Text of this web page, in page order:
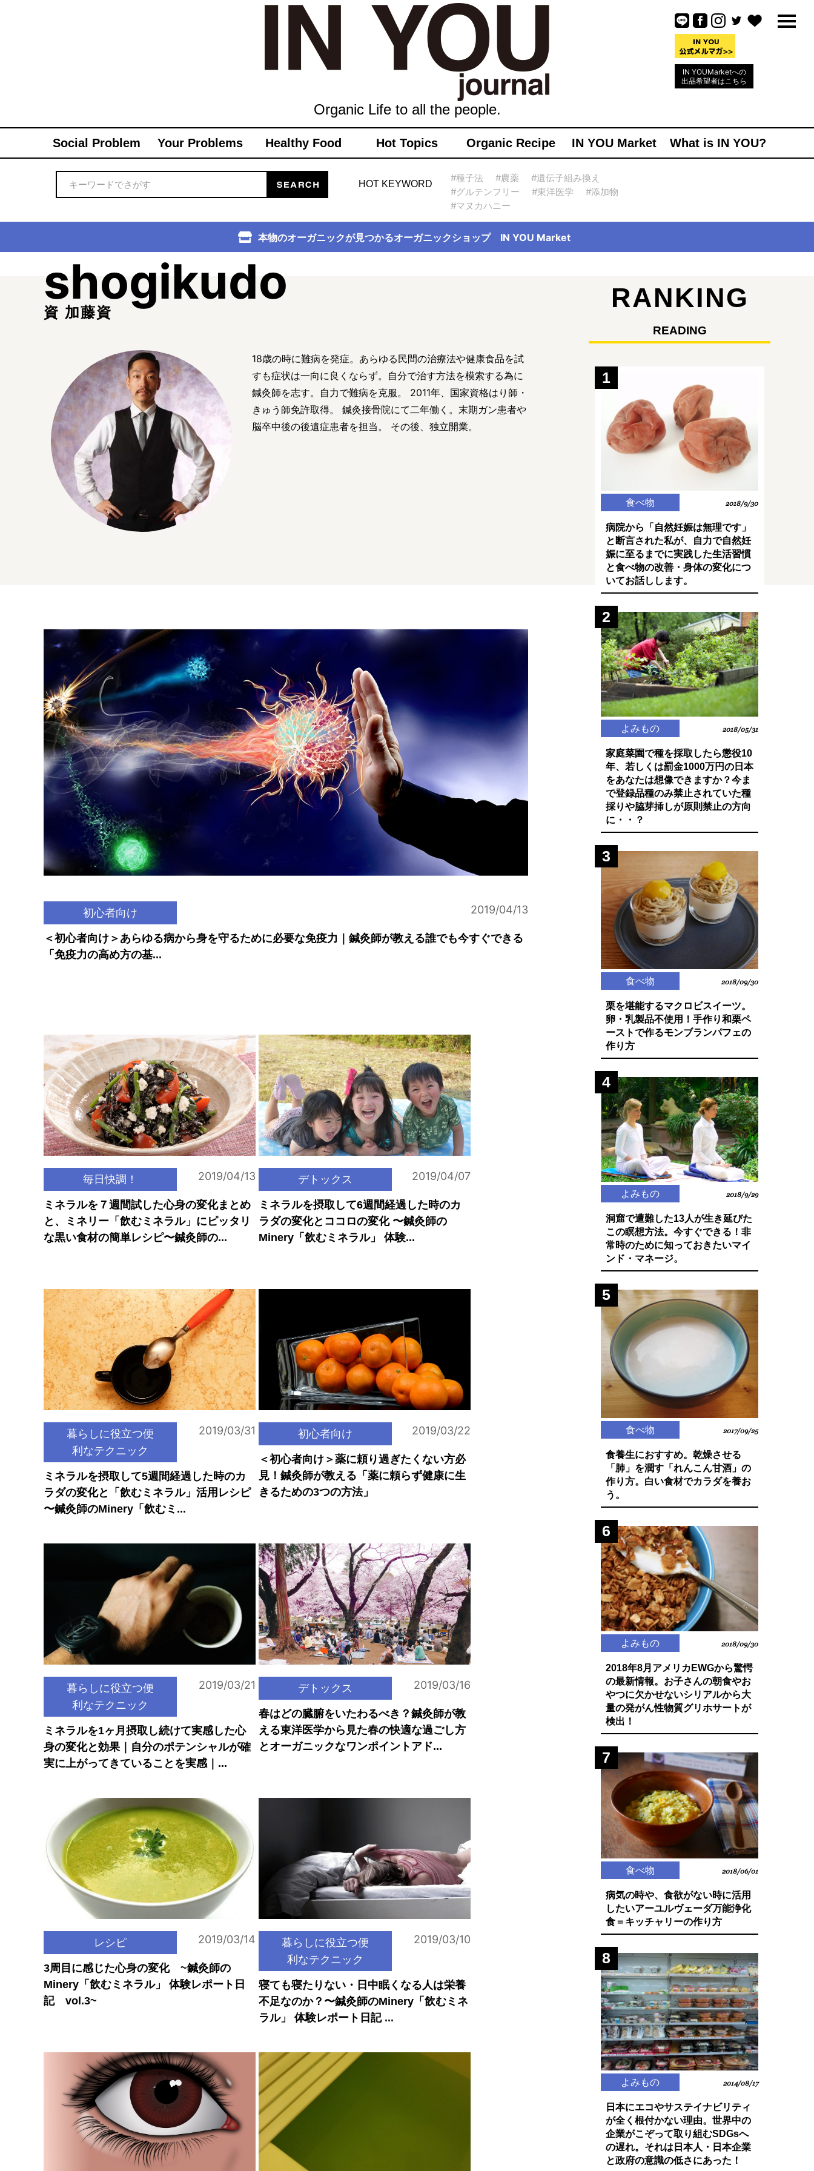
IN YOUMarketへの
出品希望者はこちら
Organic Life to all the people.
Social Problem Your Problems Healthy Food Hot Topics Organic Recipe IN YOU Market What is IN YOU?
HOT KEYWORD
#種子法 #農薬
#遺伝子組み換え
#グルテンフリー
#東洋医学
#添加物
#マヌカハニー
本物のオーガニックが見つかるオーガニックショップ IN YOU Market
shogikudo
資 加藤資
18歳の時に難病を発症。あらゆる民間の治療法や健康食品を試
すも症状は一向に良くならず。自分で治す方法を模索する為に
鍼灸師を志す。自力で難病を克服。 2011年、国家資格はり師・
きゅう師免許取得。 鍼灸接骨院にて二年働く。末期ガン患者や
脳卒中後の後遺症患者を担当。 その後、独立開業。
初心者向け 2019/04/13
＜初心者向け＞あらゆる病から身を守るために必要な免疫力｜鍼灸師が教える誰でも今すぐできる
「免疫力の高め方の基...
毎日快調！ 2019/04/13
ミネラルを７週間試した心身の変化まとめ
と、ミネリー「飲むミネラル」にピッタリ
な黒い食材の簡単レシピ〜鍼灸師の...
デトックス 2019/04/07
ミネラルを摂取して6週間経過した時のカ
ラダの変化とココロの変化 〜鍼灸師の
Minery「飲むミネラル」 体験...
暮らしに役立つ便
利なテクニック
2019/03/31
ミネラルを摂取して5週間経過した時のカ
ラダの変化と「飲むミネラル」活用レシピ
〜鍼灸師のMinery「飲むミ...
初心者向け 2019/03/22
＜初心者向け＞薬に頼り過ぎたくない方必
見！鍼灸師が教える「薬に頼らず健康に生
きるための3つの方法」
暮らしに役立つ便
利なテクニック
2019/03/21
ミネラルを1ヶ月摂取し続けて実感した心
身の変化と効果｜自分のポテンシャルが確
実に上がってきていることを実感｜...
デトックス 2019/03/16
春はどの臓腑をいたわるべき？鍼灸師が教
える東洋医学から見た春の快適な過ごし方
とオーガニックなワンポイントアド...
レシピ 2019/03/14
3周目に感じた心身の変化 ~鍼灸師の
Minery「飲むミネラル」 体験レポート日
記 vol.3~
暮らしに役立つ便
利なテクニック
2019/03/10
寝ても寝たりない・日中眠くなる人は栄養
不足なのか？〜鍼灸師のMinery「飲むミネ
ラル」 体験レポート日記 ...
RANKING
READING
1
食べ物 2018/9/30
病院から「自然妊娠は無理です」
と断言された私が、自力で自然妊
娠に至るまでに実践した生活習慣
と食べ物の改善・身体の変化につ
いてお話しします。
2
よみもの 2018/05/31
家庭菜園で種を採取したら懲役10
年、若しくは罰金1000万円の日本
をあなたは想像できますか？今ま
で登録品種のみ禁止されていた種
採りや脇芽挿しが原則禁止の方向
に・・？
3
食べ物 2018/09/30
栗を堪能するマクロビスイーツ。
卵・乳製品不使用！手作り和栗ペ
ーストで作るモンブランパフェの
作り方
4
よみもの 2018/9/29
洞窟で遭難した13人が生き延びた
この瞑想方法。今すぐできる！非
常時のために知っておきたいマイ
ンド・マネージ。
5
食べ物 2017/09/25
食養生におすすめ。乾燥させる
「肺」を潤す「れんこん甘酒」の
作り方。白い食材でカラダを養お
う。
6
よみもの 2018/09/30
2018年8月アメリカEWGから驚愕
の最新情報。お子さんの朝食やお
やつに欠かせないシリアルから大
量の発がん性物質グリホサートが
検出！
7
食べ物 2018/06/01
病気の時や、食欲がない時に活用
したいアーユルヴェーダ万能浄化
食＝キッチャリーの作り方
8
よみもの 2014/08/17
日本にエコやサステイナビリティ
が全く根付かない理由。世界中の
企業がこぞって取り組むSDGsへ
の遅れ。それは日本人・日本企業
と政府の意識の低さにあった！